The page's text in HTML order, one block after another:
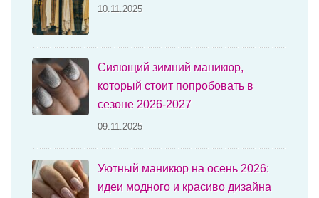
10.11.2025
Сияющий зимний маникюр,
который стоит попробовать в
сезоне 2026-2027
09.11.2025
Уютный маникюр на осень 2026:
идеи модного и красиво дизайна